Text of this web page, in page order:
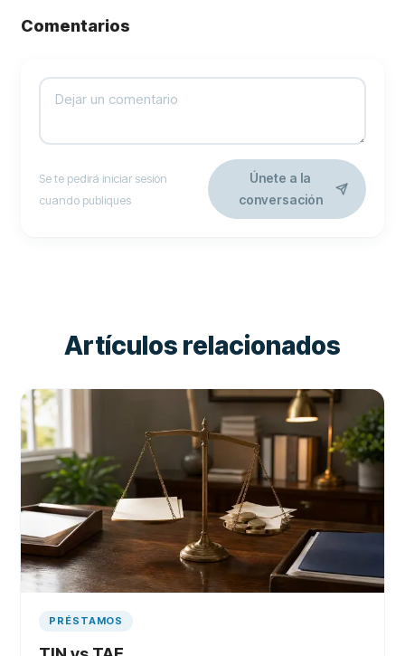
Comentarios
Se te pedirá iniciar sesión
cuando publiques
Únete a la
conversación
Artículos relacionados
PRÉSTAMOS